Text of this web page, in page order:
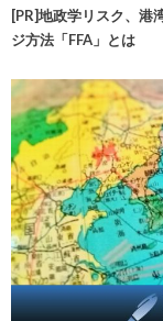
[PR]地政学リスク、港
ジ方法「FFA」とは